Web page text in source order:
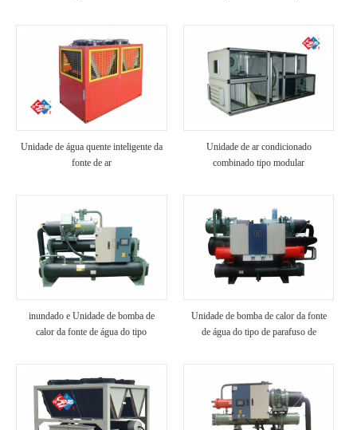
Unidade de água quente inteligente da
fonte de ar
Unidade de ar condicionado
combinado tipo modular
inundado e Unidade de bomba de
calor da fonte de água do tipo
Unidade de bomba de calor da fonte
de água do tipo de parafuso de